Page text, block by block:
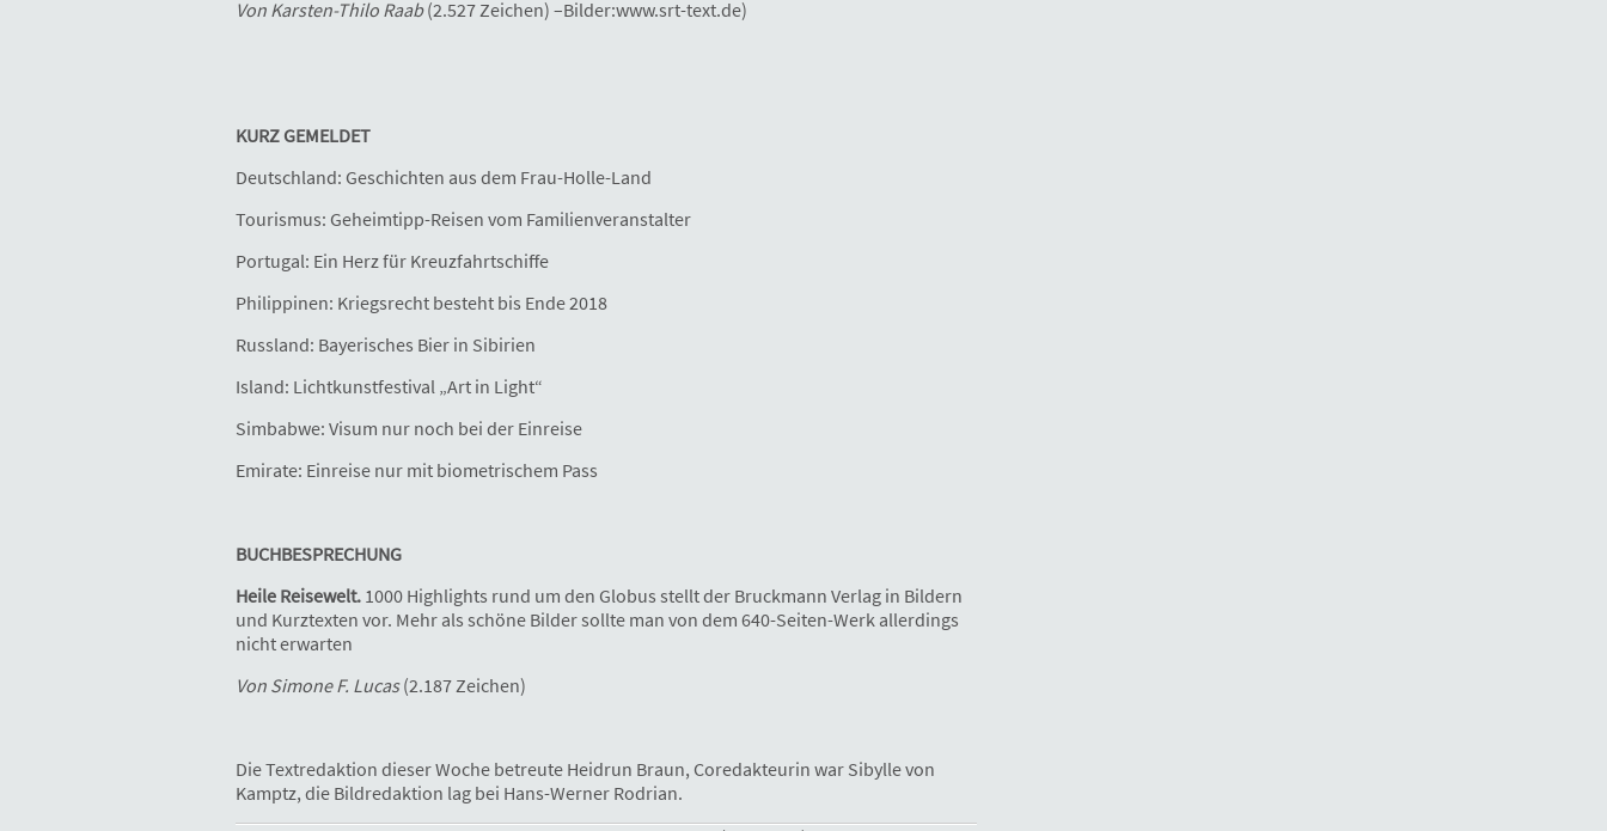
Von Karsten-Thilo Raab(2.527 Zeichen) –Bilder:www.srt-text.de)
KURZ GEMELDET
Deutschland: Geschichten aus dem Frau-Holle-Land
Tourismus: Geheimtipp-Reisen vom Familienveranstalter
Portugal: Ein Herz für Kreuzfahrtschiffe
Philippinen: Kriegsrecht besteht bis Ende 2018
Russland: Bayerisches Bier in Sibirien
Island: Lichtkunstfestival „Art in Light“
Simbabwe: Visum nur noch bei der Einreise
Emirate: Einreise nur mit biometrischem Pass
BUCHBESPRECHUNG
Heile Reisewelt. 1000 Highlights rund um den Globus stellt der Bruckmann Verlag in Bildern
und Kurztexten vor. Mehr als schöne Bilder sollte man von dem 640-Seiten-Werk allerdings
nicht erwarten
Von Simone F. Lucas(2.187 Zeichen)
Die Textredaktion dieser Woche betreute Heidrun Braun, Coredakteurin war Sibylle von
Kamptz, die Bildredaktion lag bei Hans-Werner Rodrian.